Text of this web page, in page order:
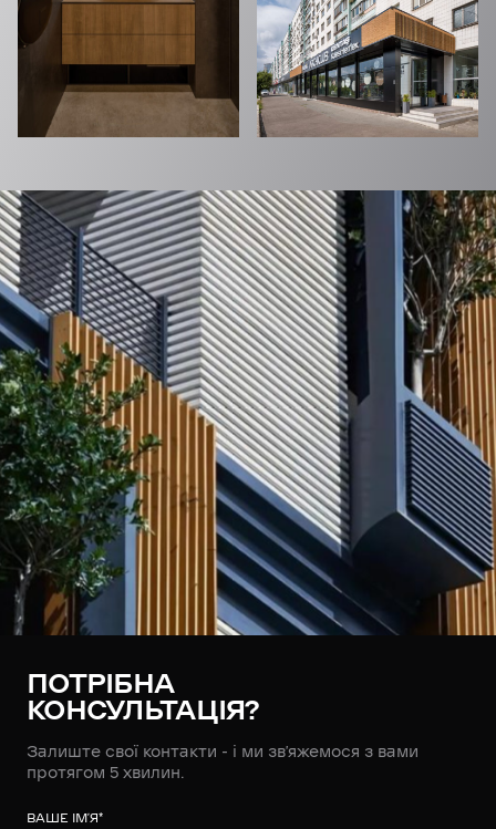
ПОТРІБНА
КОНСУЛЬТАЦІЯ?
Залиште свої контакти - і ми зв’яжемося з вами
протягом 5 хвилин.
ВАШЕ ІМ’Я*